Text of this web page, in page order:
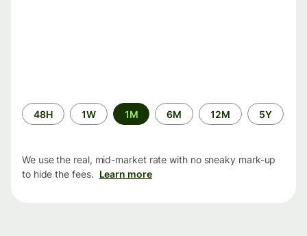
Time
period
48H 1W 1M 6M 12M 5Y
We use the real, mid-market rate with no sneaky mark-up
to hide the fees. Learn more